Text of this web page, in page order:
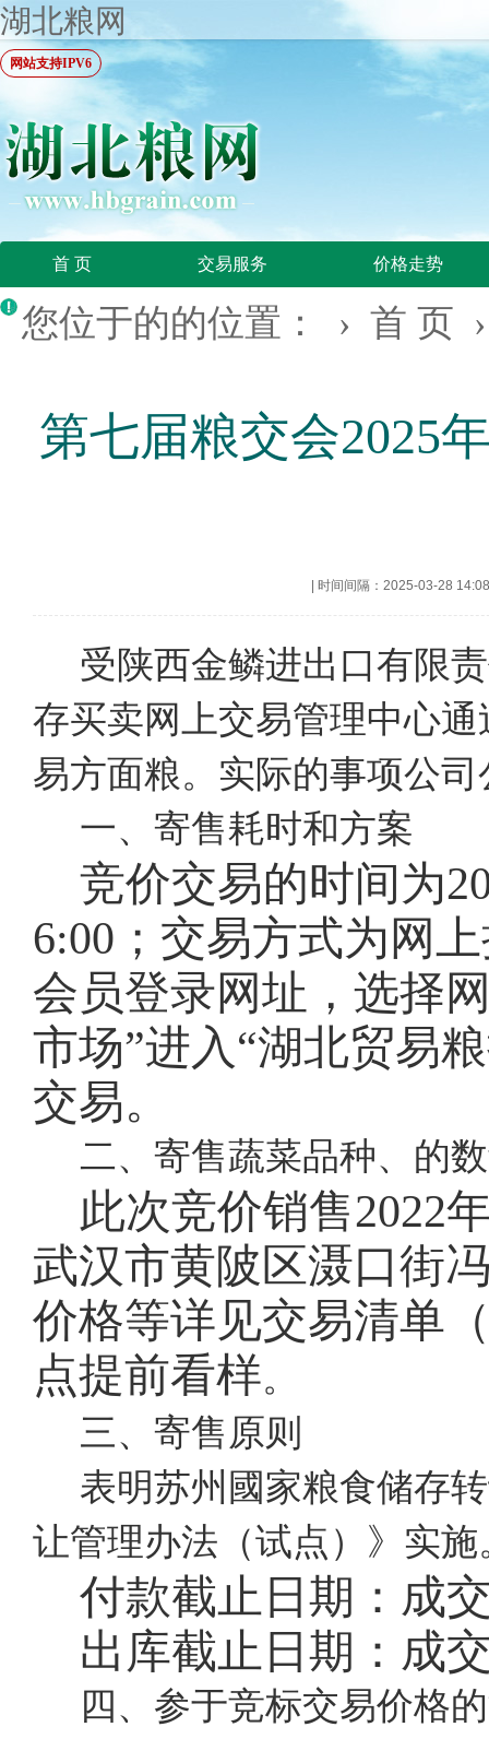
湖北粮网
网站支持IPV6
首 页 交易服务 价格走势
您位于的的位置： › 首 页
第七届粮交会2025
时间间隔：2025-03-28 14:08
受陕西金鳞进出口有限
存买卖网上交易管理中心
易方面粮。实际的事项公
一、寄售耗时和方案
竞价交易的时间为
6:00；交易方式为网
会员登录网址 ，选择
市场”进入“湖北贸易
交易。
二、寄售蔬菜品种、的
此次竞价销售2022
武汉市黄陂区滠口街
价格等详见交易清单
点提前看样。
三、寄售原则
表明苏州國家粮食储存
让管理办法（试点）》实施
付款截止日期：成
出库截止日期：成
四、参于竞标交易价格